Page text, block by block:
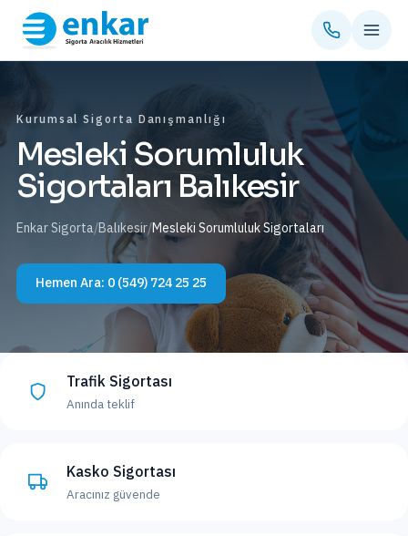
Kurumsal Sigorta Danışmanlığı
Mesleki Sorumluluk
Sigortaları Balıkesir
Enkar Sigorta/Balıkesir/Mesleki Sorumluluk Sigortaları
Hemen Ara: 0 (549) 724 25 25
Trafik Sigortası
Anında teklif
Kasko Sigortası
Aracınız güvende